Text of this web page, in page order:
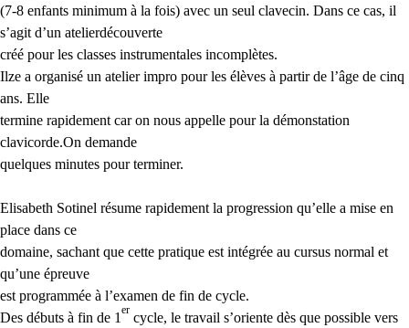
(7-8 enfants minimum à la fois) avec un seul clavecin. Dans ce cas, il
s’agit d’un atelierdécouverte
créé pour les classes instrumentales incomplètes.
Ilze a organisé un atelier impro pour les élèves à partir de l’âge de cinq
ans. Elle
termine rapidement car on nous appelle pour la démonstation
clavicorde.On demande
quelques minutes pour terminer.
Elisabeth Sotinel résume rapidement la progression qu’elle a mise en
place dans ce
domaine, sachant que cette pratique est intégrée au cursus normal et
qu’une épreuve
est programmée à l’examen de fin de cycle.
Des débuts à fin de 1
er
cycle, le travail s’oriente dès que possible vers